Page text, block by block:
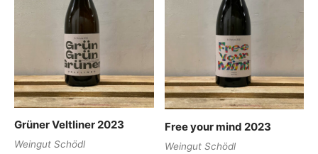
Grüner Veltliner 2023
Weingut Schödl
Free your mind 2023
Weingut Schödl